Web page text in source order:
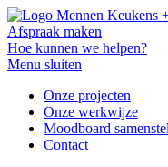
Afspraak maken
Hoe kunnen we helpen?
Menu sluiten
Onze projecten
Onze werkwijze
Moodboard
Contact